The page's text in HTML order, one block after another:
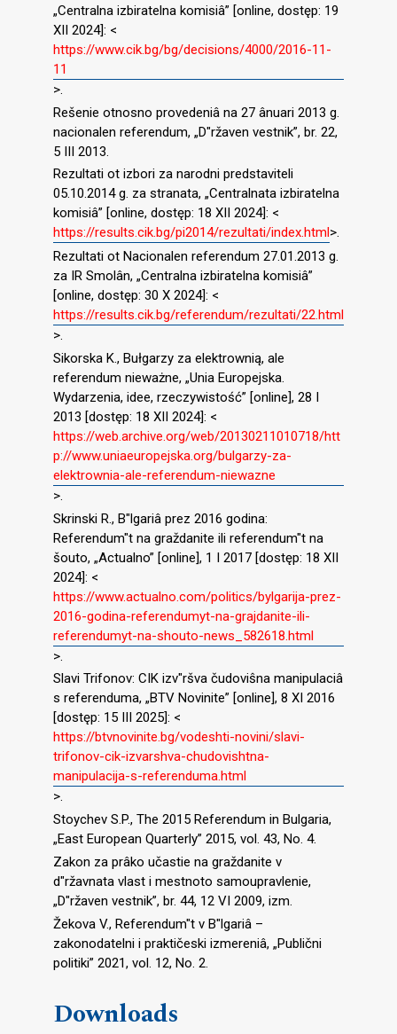
„Centralna izbiratelna komisiâ” [online, dostęp: 19
XII 2024]: <
https://www.cik.bg/bg/decisions/4000/2016-11-
11
>.
Rešenie otnosno provedeniâ na 27 ânuari 2013 g.
nacionalen referendum, „D″ržaven vestnik”, br. 22,
5 III 2013.
Rezultati ot izbori za narodni predstaviteli
05.10.2014 g. za stranata, „Centralnata izbiratelna
komisiâ” [online, dostęp: 18 XII 2024]: <
https://results.cik.bg/pi2014/rezultati/index.html>.
Rezultati ot Nacionalen referendum 27.01.2013 g.
za IR Smolân, „Centralna izbiratelna komisiâ”
[online, dostęp: 30 X 2024]: <
https://results.cik.bg/referendum/rezultati/22.html
>.
Sikorska K., Bułgarzy za elektrownią, ale
referendum nieważne, „Unia Europejska.
Wydarzenia, idee, rzeczywistość” [online], 28 I
2013 [dostęp: 18 XII 2024]: <
https://web.archive.org/web/20130211010718/htt
p://www.uniaeuropejska.org/bulgarzy-za-
elektrownia-ale-referendum-niewazne
>.
Skrinski R., B″lgariâ prez 2016 godina:
Referendum″t na graždanite ili referendum″t na
šouto, „Actualno” [online], 1 I 2017 [dostęp: 18 XII
2024]: <
https://www.actualno.com/politics/bylgarija-prez-
2016-godina-referendumyt-na-grajdanite-ili-
referendumyt-na-shouto-news_582618.html
>.
Slavi Trifonov: CIK izv″ršva čudoviŝna manipulaciâ
s referenduma, „BTV Novinite” [online], 8 XI 2016
[dostęp: 15 III 2025]: <
https://btvnovinite.bg/vodeshti-novini/slavi-
trifonov-cik-izvarshva-chudovishtna-
manipulacija-s-referenduma.html
>.
Stoychev S.P., The 2015 Referendum in Bulgaria,
„East European Quarterly” 2015, vol. 43, No. 4.
Zakon za prâko učastie na graždanite v
d″ržavnata vlast i mestnoto samoupravlenie,
„D″ržaven vestnik”, br. 44, 12 VI 2009, izm.
Žekova V., Referendum″t v B″lgariâ –
zakonodatelni i praktičeski izmereniâ, „Publični
politiki” 2021, vol. 12, No. 2.
Downloads